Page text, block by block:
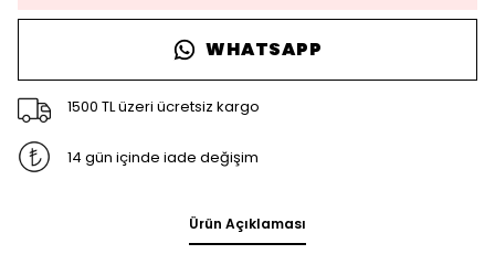
WHATSAPP
1500 TL üzeri ücretsiz kargo
14 gün içinde iade değişim
Ürün Açıklaması